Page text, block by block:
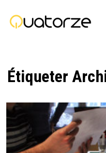
Étiqueter